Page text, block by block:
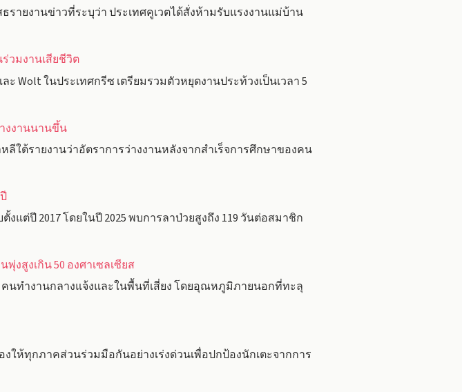
รายงานข่าวที่ระบุว่า ประเทศคูเวตได้สั่งห้ามรับแรงงานแม่บ้าน
วมงานเสียชีวิต
ในประเทศกรีซ เตรียมรวมตัวหยุดงานประท้วงเป็นเวลา 5
งงานนานขึ้น
ใต้รายงานว่าอัตราการว่างงานหลังจากสำเร็จการศึกษาของคน
แต่ปี 2017 โดยในปี 2025 พบการลาป่วยสูงถึง 119 วันต่อสมาชิก
สูงเกิน 50 องศาเซลเซียส
ทำงานกลางแจ้งและในพื้นที่เสี่ยง โดยอุณหภูมิภายนอกที่ทะลุ
ให้ทุกภาคส่วนร่วมมือกันอย่างเร่งด่วนเพื่อปกป้องนักเตะจากการ